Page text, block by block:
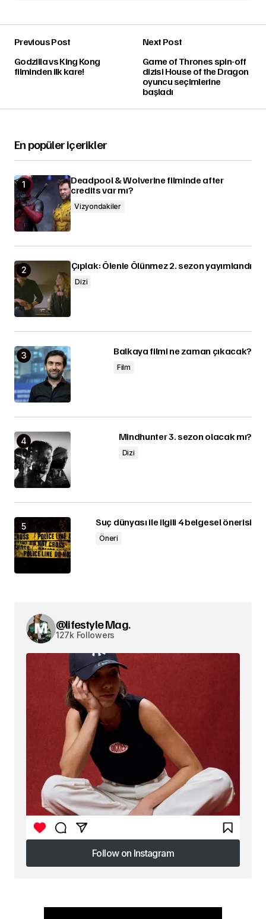
Previous Post
Godzilla vs King Kong
filminden ilk kare!
Next Post
Game of Thrones spin-off
dizisi House of the Dragon
oyuncu seçimlerine
başladı
En popüler içerikler
Deadpool & Wolverine filminde after
credits var mı?
Vizyondakiler
Çıplak: Ölenle Ölünmez 2. sezon yayımlandı
Dizi
Balkaya filmi ne zaman çıkacak?
Film
Mindhunter 3. sezon olacak mı?
Dizi
Suç dünyası ile ilgili 4 belgesel önerisi
Öneri
@lifestyle Mag.
127k Followers
Follow on Instagram
Follow on Instagram